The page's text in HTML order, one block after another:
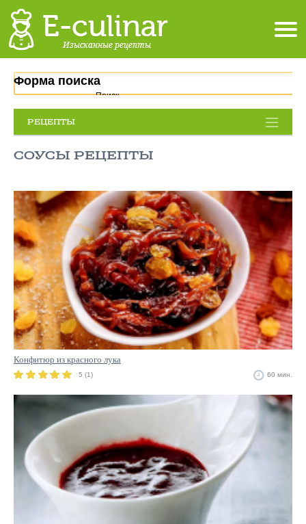
Форма поиска
Поиск
РЕЦЕПТЫ
СОУСЫ РЕЦЕПТЫ
Конфитюр из красного лука
5 (1) 60 мин.